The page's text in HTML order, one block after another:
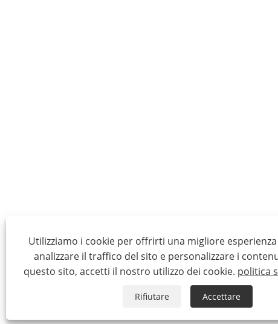
Utilizziamo i cookie per offrirti una migliore
analizzare il traffico del sito e personalizzare i
questo sito, accetti il ​​nostro utilizzo dei cookie. politica
Rifiutare Accettare